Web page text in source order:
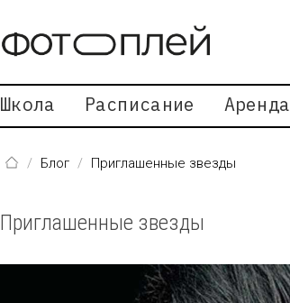
Школа Расписание Аренда
Блог Приглашенные звезды
Приглашенные звезды